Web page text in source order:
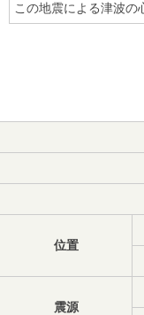
この地震による津波の
位置
震源